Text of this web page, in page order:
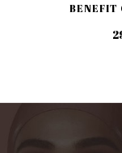
BENEFIT